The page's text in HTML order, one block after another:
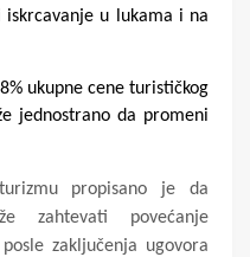
u lukama i na
ukupne cene turističkog
jednostrano da promeni
propisano je da
zahtevati povećanje
zaključenja ugovora